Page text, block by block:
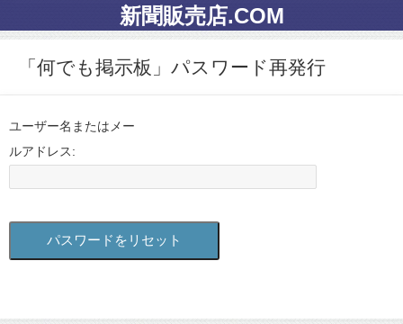
新聞販売店.COM
「何でも掲示板」パスワード再発行
ユーザー名またはメー
ルアドレス:
パスワードをリセット